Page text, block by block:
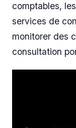
comptables,
services de
monitorer des
consultation